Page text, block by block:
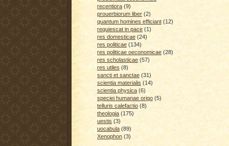
recentiora (9)
prouerbiorum liber (2)
quantum homines efficiant (12)
requiescat in pace (1)
res domesticae (24)
res politicae (134)
res politicae oeconomicae (28)
res scholasticae (57)
res utiles (8)
sancti et sanctae (31)
scientia materialis (14)
scientia physica (6)
speciei humanae origo (5)
telluris calefactio (8)
theologia (175)
uestis (3)
uocabula (89)
Xenophon (3)